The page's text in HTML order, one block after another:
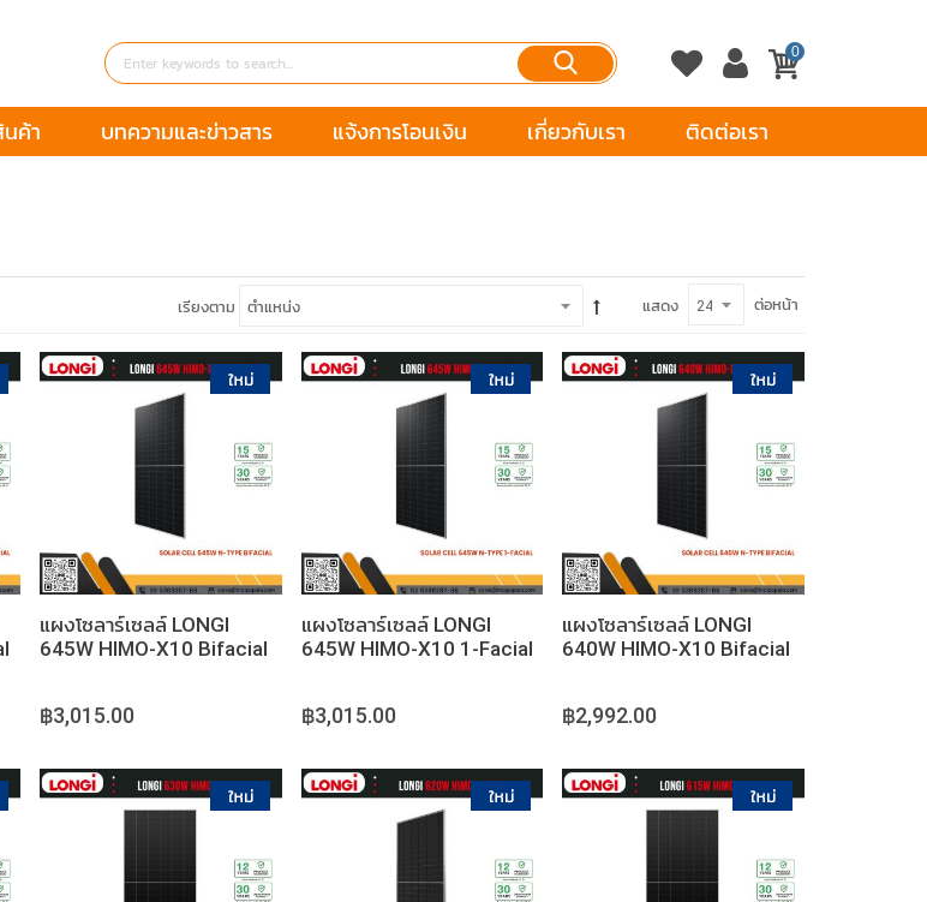
0
แจ้งการโอนเงิน เกี่ยวกับเรา ติดต่อเรา
ค้า บทความและข่าวสาร
เรียงตาม แสดง ต่อหน้า
แผงโซลาร์เซลล์ LONGI
645W HIMO-X10 Bifacial
฿3,015.00
แผงโซลาร์เซลล์ LONGI
645W HIMO-X10 1-Facial
฿3,015.00
แผงโซลาร์เซลล์ LONGI
640W HIMO-X10 Bifacial
฿2,992.00